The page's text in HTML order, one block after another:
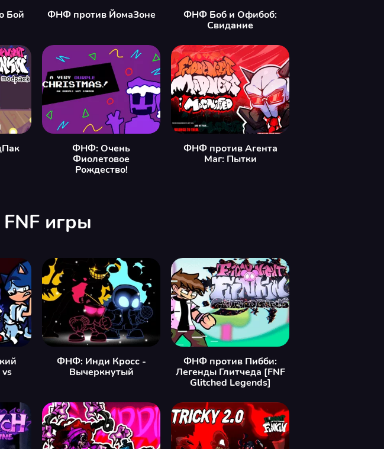
Бой
ФНФ против ЙомаЗоне
ФНФ Боб и Офибоб:
Свидание
ФНФ: Очень
Фиолетовое
Рождество!
ФНФ против Агента
Маг: Пытки
игры
ФНФ: Инди Кросс -
Вычеркнутый
ФНФ против Пибби:
Легенды Глитчеда [FNF
Glitched Legends]